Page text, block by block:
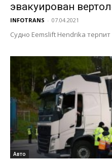
эвакуирован
INFOTRANS - 07.04.2021
Судно Eemslift Hendrika
Авто